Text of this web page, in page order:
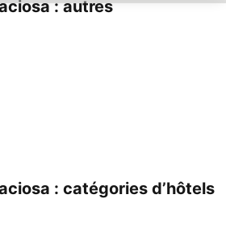
: autres
: catégories d’hôtels